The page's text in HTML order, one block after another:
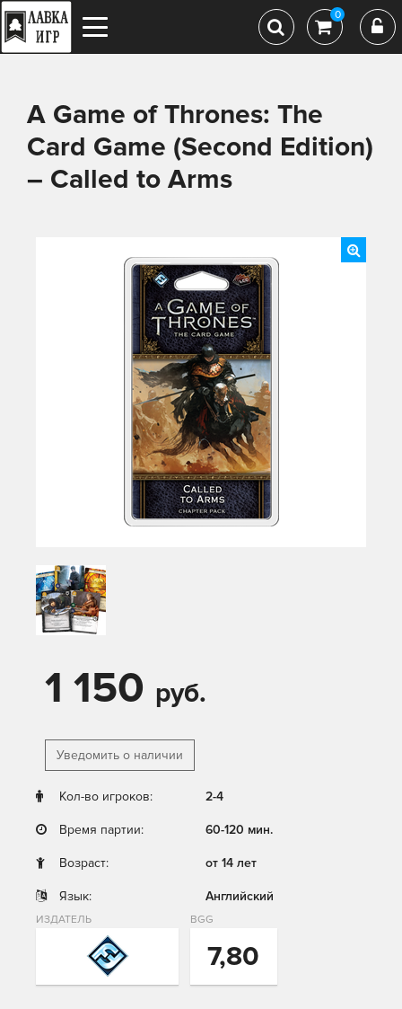
0
A Game of Thrones: The
Card Game (Second Edition)
– Called to Arms
1 150 руб.
Уведомить о наличии
Кол-во игроков: 2-4
Время партии: 60-120 мин.
Возраст: от 14 лет
Язык: Английский
ИЗДАТЕЛЬ BGG
7,80